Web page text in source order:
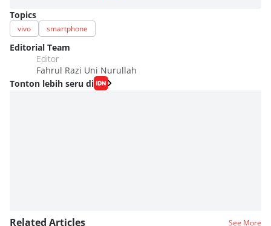
Topics
vivo smartphone
Editorial Team
Editor
Fahrul Razi Uni Nurullah
Tonton lebih seru di
Related Articles See More